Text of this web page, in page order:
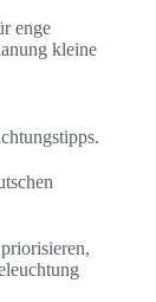
enge
kleine